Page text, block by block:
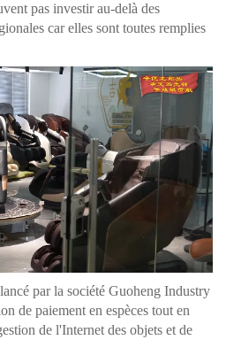
pas investir au-delà des
car elles sont toutes remplies
par la société Guoheng Industry
de paiement en espèces tout en
de l'Internet des objets et de